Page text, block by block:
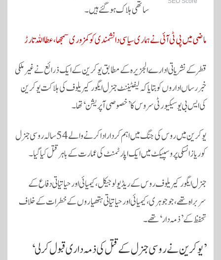
ساتھی ہلاک ہوگئے ہیں۔
ماضی میں پی ٹی آئی نے ہماری سیاسی دانشمندی کو کمزوری سمجھا، عطااللہ تارڑ
قطر کے نشریاتی ادارے الجزیرہ کے مطابق یوکرین کے ایک ذرائع نے غیر ملکی
خبر رساں اداروں کو بتایا کہ لیفٹیننٹ جنرل ایگور کیریلوف کی ہلاکت یوکرین
کی ایس بی یو سیکیورٹی سروس کا ’خصوصی آپریشن‘ تھا۔
یوکرین میں روس کی جنگ میں اہم کردار ادا کرنے والے 54 سالہ روسی جنرل
کو ریازانسکی پروسپیکٹ میں ایک اپارٹمنٹ کی عمارت کے باہر قتل کیا گیا۔
جنرل ایگور کیریلوف روس کے ریڈیولوجیکل، کیمیائی اور حیاتیاتی دفاع کے
سربراہ تھے، جو جوہری، کیمیائی اور حیاتیاتی ہتھیاروں کے خطرات کے خلاف
تحفظ کے ’ذمہ دار‘ تھے۔
’یو کرین نے روسی جنرل کے قتل کی ذمہ داری قبول کرلی‘